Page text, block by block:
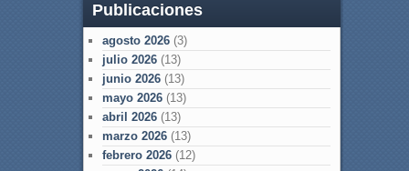
Publicaciones
agosto 2026(3)
julio 2026(13)
junio 2026(13)
mayo 2026(13)
abril 2026(13)
marzo 2026(13)
febrero 2026(12)